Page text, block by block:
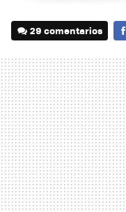
29 comentarios